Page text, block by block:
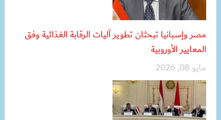
مصر وإسبانيا تبحثان تطوير آليات الرقابة الغذائية وفق
المعايير الأوروبية
مايو 08, 2026